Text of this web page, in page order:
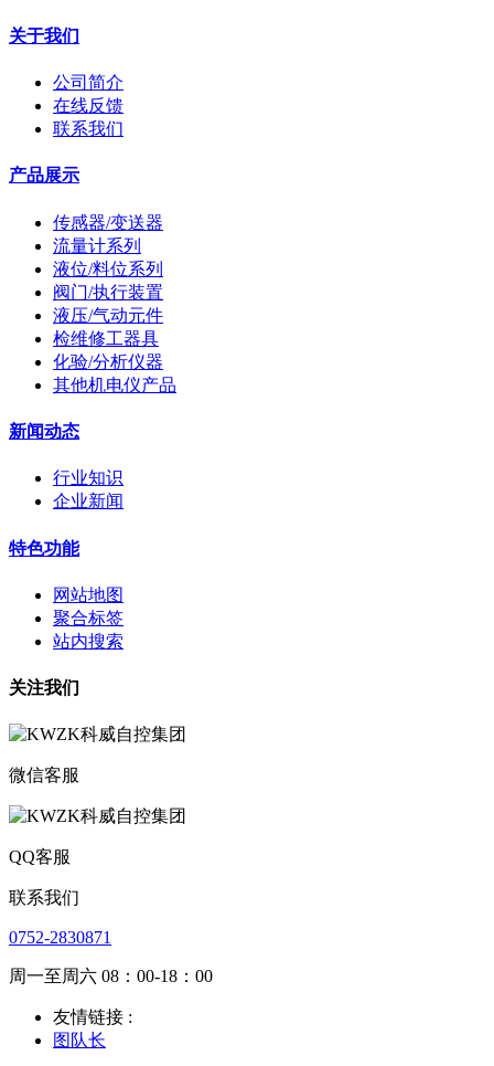
关于我们
公司简介
在线反馈
联系我们
产品展示
传感器/变送器
流量计系列
液位/料位系列
阀门/执行装置
液压/气动元件
检维修工器具
化验/分析仪器
其他机电仪产品
新闻动态
行业知识
企业新闻
特色功能
网站地图
聚合标签
站内搜索
关注我们
微信客服
QQ客服
联系我们
0752-2830871
周一至周六 08：00-18：00
友情链接 :
图队长